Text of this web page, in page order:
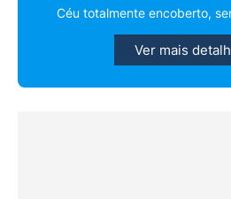
Céu totalmente encoberto,
Ver mais